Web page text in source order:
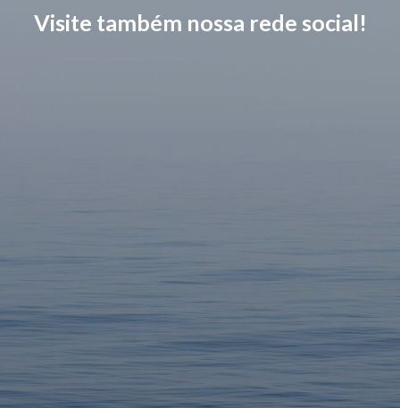
Visite também nossa rede social!